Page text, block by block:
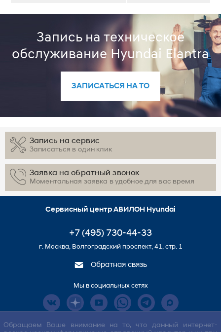
Запись на техническое
обслуживание Hyundai Elantra
ЗАПИСАТЬСЯ НА ТО
Запись на сервис
Записаться в один клик
Заявка на обратный звонок
Моментальная заявка в удобное для вас время
Сервисный центр АВИЛОН Hyundai
+7 (495) 730-44-33
г. Москва, Волгоградский проспект, 41, стр. 1
Обратная связь
Мы в социальных сетях
Обращаем Ваше внимание на то, что данный интернет-